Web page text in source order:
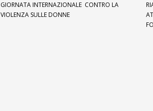
GIORNATA INTERNAZIONALE CONTRO LA
VIOLENZA SULLE DONNE